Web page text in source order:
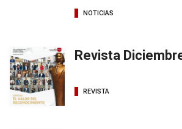
NOTICIAS
Revista
REVISTA